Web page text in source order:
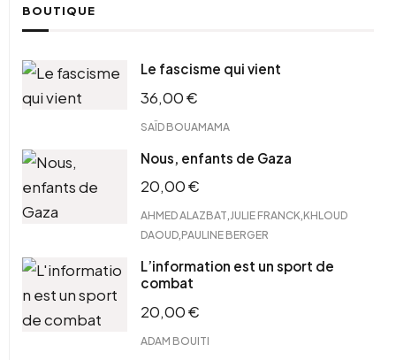
BOUTIQUE
Le fascisme qui vient
36,00€
SAÏD BOUAMAMA
Nous, enfants de Gaza
20,00€
AHMED ALAZBAT JULIE FRANCK KHLOUD
DAOUD PAULINE BERGER
L’information est un sport de
combat
20,00€
ADAM BOUITI